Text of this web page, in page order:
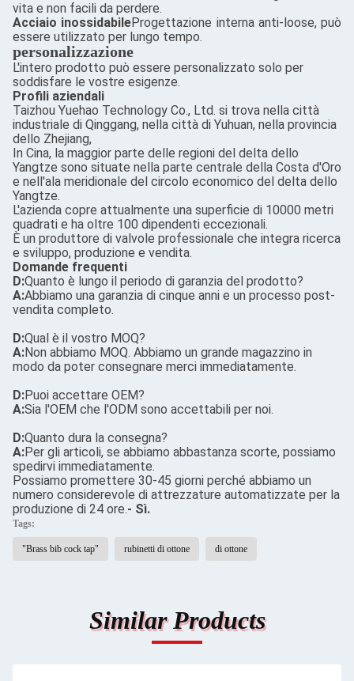
vita e non facili da perdere.
Acciaio inossidabileProgettazione interna anti-loose, può
essere utilizzato per lungo tempo.
personalizzazione
L'intero prodotto può essere personalizzato solo per
soddisfare le vostre esigenze.
Profili aziendali
Taizhou Yuehao Technology Co., Ltd. si trova nella città
industriale di Qinggang, nella città di Yuhuan, nella provincia
dello Zhejiang,
In Cina, la maggior parte delle regioni del delta dello
Yangtze sono situate nella parte centrale della Costa d'Oro
e nell'ala meridionale del circolo economico del delta dello
Yangtze.
L'azienda copre attualmente una superficie di 10000 metri
quadrati e ha oltre 100 dipendenti eccezionali.
È un produttore di valvole professionale che integra ricerca
e sviluppo, produzione e vendita.
Domande frequenti
D:Quanto è lungo il periodo di garanzia del prodotto?
A:Abbiamo una garanzia di cinque anni e un processo post-
vendita completo.
D:Qual è il vostro MOQ?
A:Non abbiamo MOQ. Abbiamo un grande magazzino in
modo da poter consegnare merci immediatamente.
D:Puoi accettare OEM?
A:Sia l'OEM che l'ODM sono accettabili per noi.
D:Quanto dura la consegna?
A:Per gli articoli, se abbiamo abbastanza scorte, possiamo
spedirvi immediatamente.
Possiamo promettere 30-45 giorni perché abbiamo un
numero considerevole di attrezzature automatizzate per la
produzione di 24 ore.- Sì.
Tags:
"Brass bib cock tap" rubinetti di ottone di ottone
Similar Products